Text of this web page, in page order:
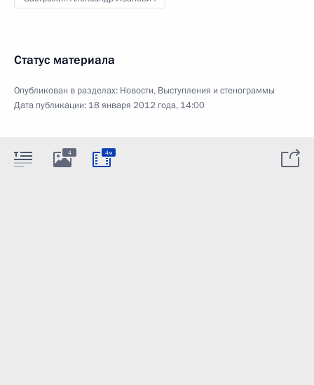
Статус материала
Опубликован в разделах: Новости, Выступления и стенограммы
Дата публикации: 18 января 2012 года, 14:00
4 4м